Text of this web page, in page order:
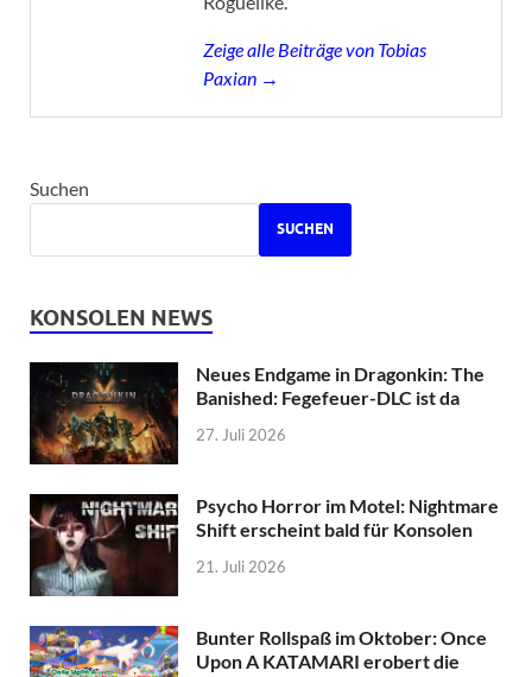
Zeige alle Beiträge von Tobias
Paxian →
Suchen
SUCHEN
KONSOLEN NEWS
Neues Endgame in Dragonkin: The
Banished: Fegefeuer-DLC ist da
27. Juli 2026
Psycho Horror im Motel: Nightmare
Shift erscheint bald für Konsolen
21. Juli 2026
Bunter Rollspaß im Oktober: Once
Upon A KATAMARI erobert die